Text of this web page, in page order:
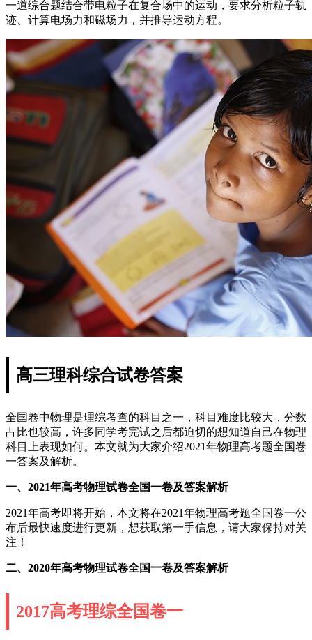
一道综合题结合带电粒子在复合场中的运动，要求分析粒子轨
迹、计算电场力和磁场力，并推导运动方程。
高三理科综合试卷答案
全国卷中物理是理综考查的科目之一，科目难度比较大，分数
占比也较高，许多同学考完试之后都迫切的想知道自己在物理
科目上表现如何。本文就为大家介绍2021年物理高考题全国卷
一答案及解析。
一、2021年高考物理试卷全国一卷及答案解析
2021年高考即将开始，本文将在2021年物理高考题全国卷一公
布后最快速度进行更新，想获取第一手信息，请大家保持对关
注！
二、2020年高考物理试卷全国一卷及答案解析
2017高考理综全国卷一